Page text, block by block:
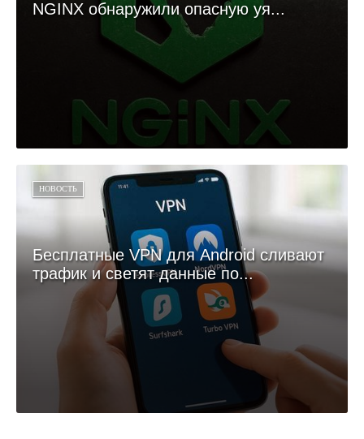
NGINX обнаружили опасную уя...
НОВОСТЬ
Бесплатные VPN для Android сливают
трафик и светят данные по...